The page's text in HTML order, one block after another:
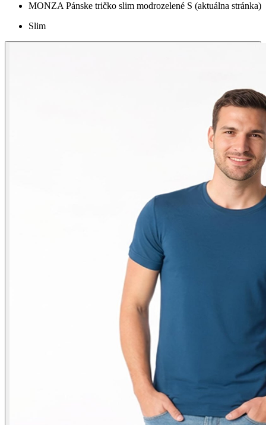
MONZA Pánske tričko slim modrozelené S (aktuálna stránka)
Slim